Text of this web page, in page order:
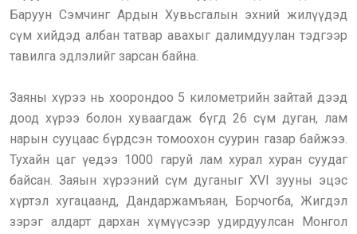
Баруун Сэмчинг Ардын Хувьсгалын эхний жилүүдэд
сүм хийдэд албан татвар авахыг далимдуулан тэдгээр
тавилга эдлэлийг зарсан байна.
Заяны хүрээ нь хоорондоо 5 километрийн зайтай дээд
доод хүрээ болон хуваагдаж бүгд 26 сүм дуган, лам
нарын сууцаас бүрдсэн томоохон суурин газар байжээ.
Тухайн цаг үедээ 1000 гаруй лам хурал хуран суудаг
байсан. Заяын хүрээний сүм дуганыг XVI зууны эцэс
хүртэл хугацаанд, Дандаржамъяан, Борчогба, Жигдэл
зэрэг алдарт дархан хүмүүсээр удирдуулсан Монгол